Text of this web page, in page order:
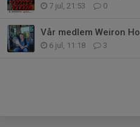
7 jul, 21:53 0
Vår medlem Weiron
6 jul, 11:18 3